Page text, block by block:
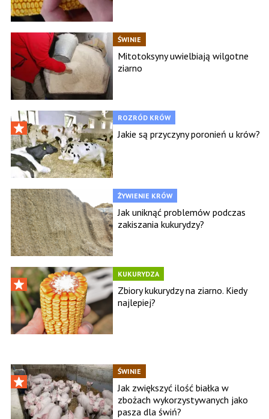
ŚWINIE
Mitotoksyny uwielbiają wilgotne
ziarno
ROZRÓD KRÓW
Jakie są przyczyny poronień u krów?
ŻYWIENIE KRÓW
Jak uniknąć problemów podczas
zakiszania kukurydzy?
KUKURYDZA
Zbiory kukurydzy na ziarno. Kiedy
najlepiej?
ŚWINIE
Jak zwiększyć ilość białka w
zbożach wykorzystywanych jako
pasza dla świń?